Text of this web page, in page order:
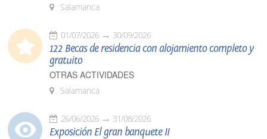
Salamanca
01/07/2026 30/09/2026
122 Becas de residencia con alojamiento completo y
gratuito
OTRAS ACTIVIDADES
Salamanca
26/06/2026 31/08/2026
Exposición El gran banquete II